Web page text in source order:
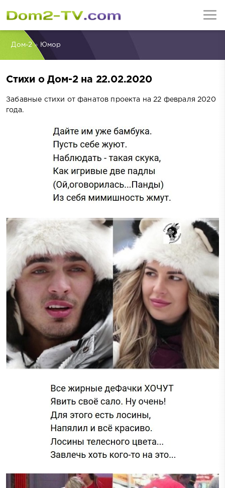
Дом-2» Юмор
Стихи о Дом-2 на 22.02.2020
Забавные стихи от фанатов проекта на 22 февраля 2020
года.